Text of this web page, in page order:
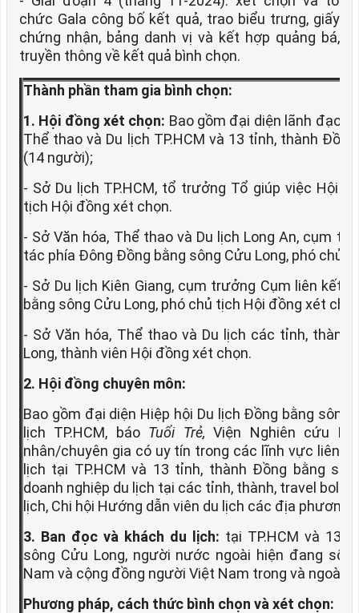
chức Gala công bố kết quả, trao biểu trưng, giấy
chứng nhận, bảng danh vị và kết hợp quảng bá,
truyền thông về kết quả bình chọn.
Thành phần tham gia bình chọn:
1. Hội đồng xét chọn: Bao gồm đại diện lãnh đạo
Thể thao và Du lịch TP.HCM và 13 tỉnh, thành
(14 người);
- Sở Du lịch TP.HCM, tổ trưởng Tổ giúp việc Hội
tịch Hội đồng xét chọn.
- Sở Văn hóa, Thể thao và Du lịch Long An, cụm
tác phía Đông Đồng bằng sông Cửu Long, phó chủ
- Sở Du lịch Kiên Giang, cụm trưởng Cụm liên kết
bằng sông Cửu Long, phó chủ tịch Hội đồng xét
- Sở Văn hóa, Thể thao và Du lịch các tỉnh, thành
Long, thành viên Hội đồng xét chọn.
2. Hội đồng chuyên môn:
Bao gồm đại diện Hiệp hội Du lịch Đồng bằng sông
lịch TP.HCM, báo Tuổi Trẻ, Viện Nghiên cứu
nhân/chuyên gia có uy tín trong các lĩnh vực liên
lịch tại TP.HCM và 13 tỉnh, thành Đồng bằng
doanh nghiệp du lịch tại các tỉnh, thành, travel
lịch, Chi hội Hướng dẫn viên du lịch các địa phương…
3. Ban đọc và khách du lịch: tại TP.HCM và 13
sông Cửu Long, người nước ngoài hiện đang
Nam và cộng đồng người Việt Nam trong và ngoài
Phương pháp, cách thức bình chọn và xét chọn: